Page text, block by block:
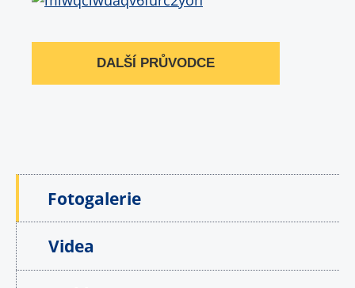
DALŠÍ PRŮVODCE
Fotogalerie
Videa